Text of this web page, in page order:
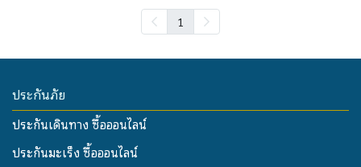
1
ประกันภัย
ประกันเดินทาง ซื้อออนไลน์
ประกันมะเร็ง ซื้อออนไลน์